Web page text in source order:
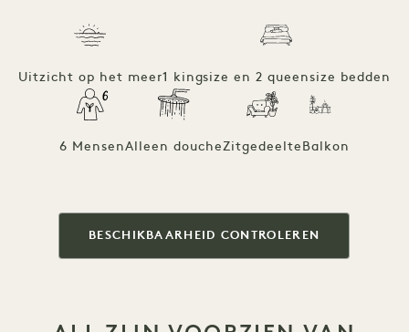
Uitzicht op het meer1 kingsize en 2 queensize bedden
6 MensenAlleen doucheZitgedeelte Balkon
BESCHIKBAARHEID CONTROLEREN